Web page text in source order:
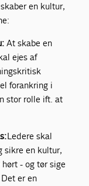
en kultur,
At skabe en
ejes af
forankring i
stor rolle ift. at
Ledere skal
sikre en kultur,
- og tør sige
er en